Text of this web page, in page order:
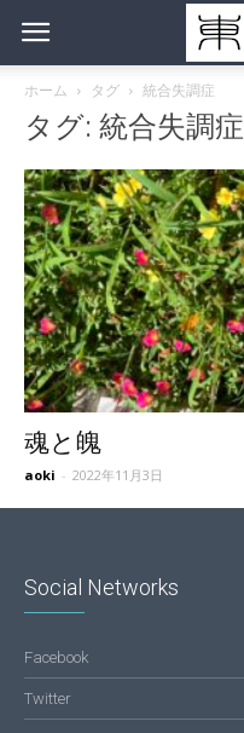
ホーム タグ 統合失調症
タグ: 統合失調症
魂と魄
aoki - 2022年11月3日
Social Networks
Facebook
Twitter